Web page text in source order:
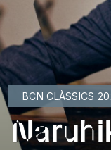
BCN CLÀSSICS